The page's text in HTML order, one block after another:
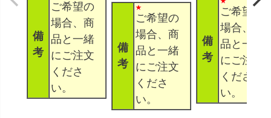
備
考
ご希望の
場合、商
品と一緒
にご注文
くださ
い。
備
考
ご希望の
場合、商
品と一緒
にご注文
くださ
い。
備
考
ご希望の
場合、商
品と一緒
にご注文
くださ
い。